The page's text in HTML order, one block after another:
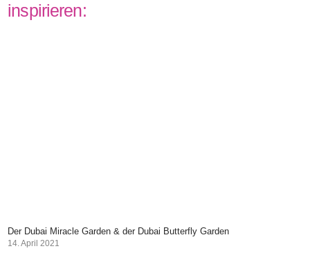
inspirieren:
Der Dubai Miracle Garden & der Dubai Butterfly Garden
14. April 2021